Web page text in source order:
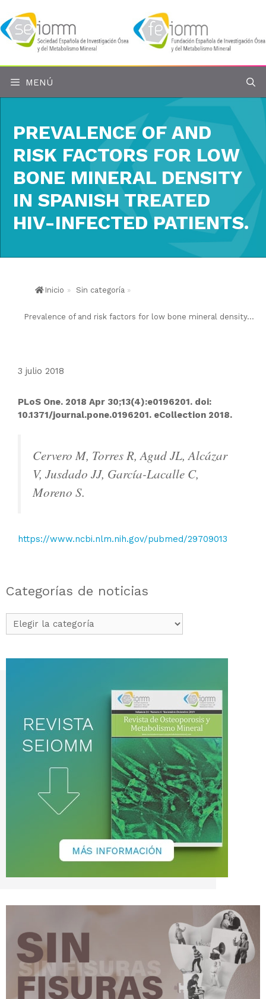
al
contenido
MENÚ
PREVALENCE OF AND
RISK FACTORS FOR LOW
BONE MINERAL DENSITY
IN SPANISH TREATED
HIV-INFECTED PATIENTS.
Inicio » Sin categoría »
Prevalence of and risk factors for low bone mineral density...
3 julio 2018
PLoS One. 2018 Apr 30;13(4):e0196201. doi:
10.1371/journal.pone.0196201. eCollection 2018.
Cervero M, Torres R, Agud JL, Alcázar
V, Jusdado JJ, García-Lacalle C,
Moreno S.
https://www.ncbi.nlm.nih.gov/pubmed/29709013
Categorías de noticias
Categorías
de